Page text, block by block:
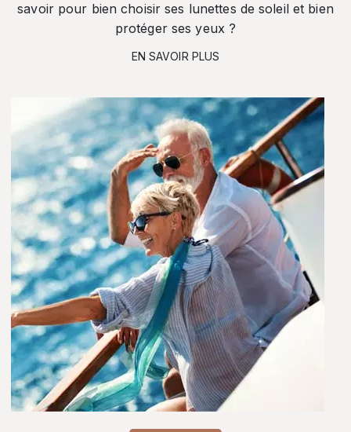
savoir pour bien choisir ses lunettes de soleil et bien
protéger ses yeux ?
EN SAVOIR PLUS